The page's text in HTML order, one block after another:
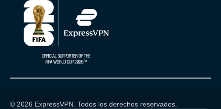
© 2026 ExpressVPN. Todos los derechos reservados.